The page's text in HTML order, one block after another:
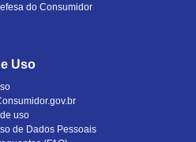
do Consumidor
Uso
uso
de Dados Pessoais